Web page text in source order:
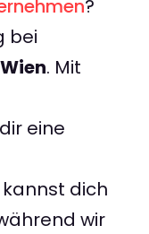
?
bei
. Mit
eine
dich
wir